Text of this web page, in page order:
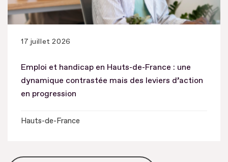
17 juillet 2026
Emploi et handicap en Hauts-de-France : une
dynamique contrastée mais des leviers d’action
en progression
Hauts-de-France